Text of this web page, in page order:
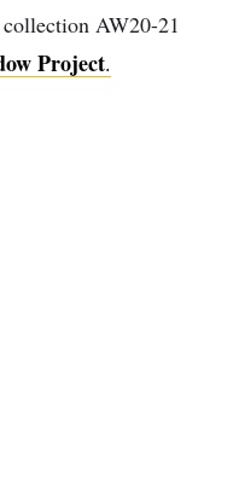
AW20-21
Project.